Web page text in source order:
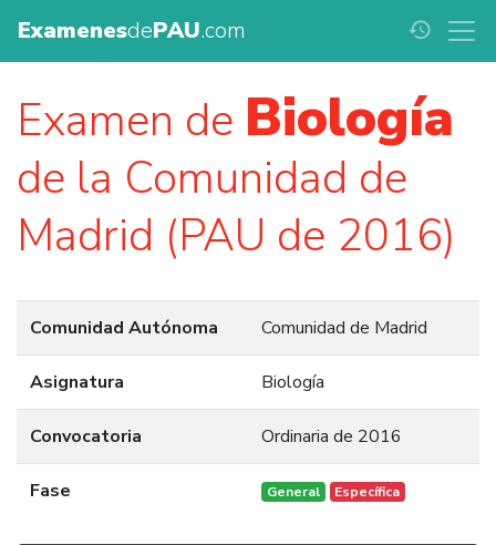
ExamenesdePAU.com history
Examen de Biología
de la Comunidad de
Madrid (PAU de 2016)
Comunidad Autónoma Comunidad de Madrid
Asignatura Biología
Convocatoria Ordinaria de 2016
Fase General Específica